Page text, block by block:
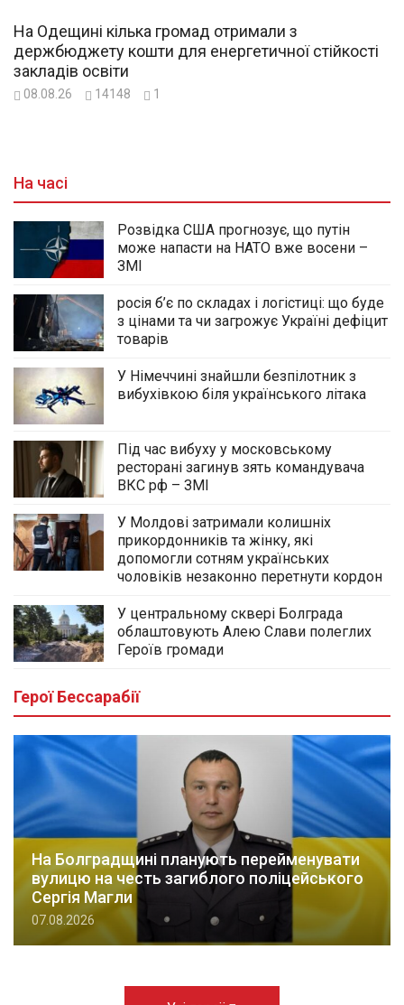
На Одещині кілька громад отримали з
держбюджету кошти для енергетичної стійкості
закладів освіти
08.08.26 14148 1
На часі
Розвідка США прогнозує, що путін
може напасти на НАТО вже восени –
ЗМІ
росія б’є по складах і логістиці: що буде
з цінами та чи загрожує Україні дефіцит
товарів
У Німеччині знайшли безпілотник з
вибухівкою біля українського літака
Під час вибуху у московському
ресторані загинув зять командувача
ВКС рф – ЗМІ
У Молдові затримали колишніх
прикордонників та жінку, які
допомогли сотням українських
чоловіків незаконно перетнути кордон
У центральному сквері Болграда
облаштовують Алею Слави полеглих
Героїв громади
Герої Бессарабії
На Болградщині планують перейменувати
вулицю на честь загиблого поліцейського
Сергія Магли
07.08.2026